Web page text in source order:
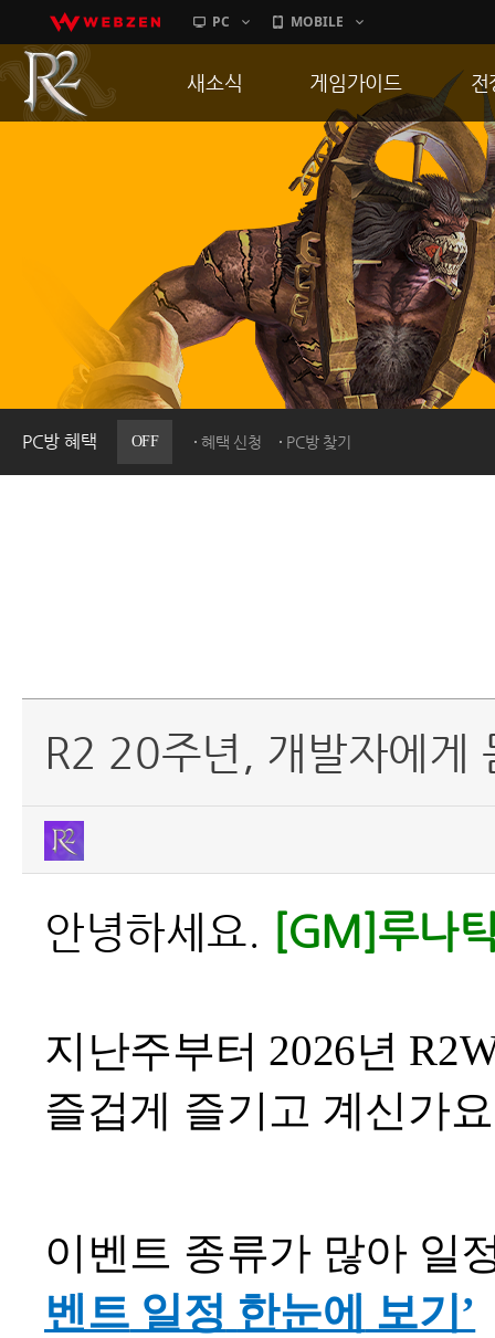
PC MOBILE
PC방 혜택 OFF 혜택 신청 PC방 찾기
새소식
이벤트
히스토리
PC방으로간다
게임가이드
게임 특징
서버가이드
신병훈련소
세부가이드
통합보급센터
전
통
공
R2 20주년, 개발자에게
안녕하세요. [GM]루나
지난주부터 2026년
즐겁게 즐기고 계신가
이벤트 종류가 많아 일
벤트 일정 한눈에 보기’